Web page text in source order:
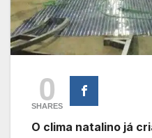
0
SHARES
O clima natalino já